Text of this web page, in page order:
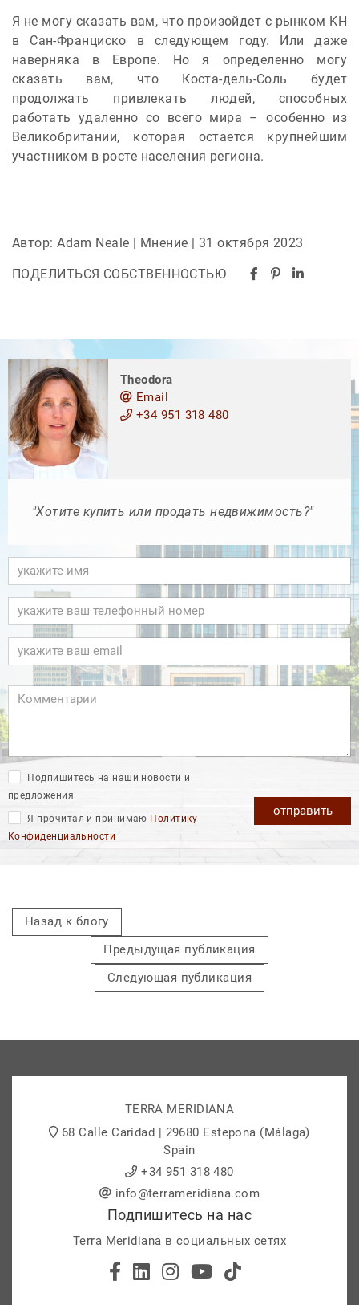
Я не могу сказать вам, что произойдет с рынком KH
в Сан-Франциско в следующем году. Или даже
наверняка в Европе. Но я определенно могу
сказать вам, что Коста-дель-Соль будет
продолжать привлекать людей, способных
работать удаленно со всего мира – особенно из
Великобритании, которая остается крупнейшим
участником в росте населения региона.
Автор: Adam Neale | Мнение | 31 октября 2023
ПОДЕЛИТЬСЯ СОБСТВЕННОСТЬЮ
Theodora
Email
+34 951 318 480
"Хотите купить или продать недвижимость?"
Подпишитесь на наши новости и
предложения
Я прочитал и принимаю Политику
Конфиденциальности
отправить
Назад к блогу
Предыдущая публикация
Следующая публикация
TERRA MERIDIANA
68 Calle Caridad | 29680 Estepona (Málaga)
Spain
+34 951 318 480
info@terrameridiana.com
Подпишитесь на нас
Terra Meridiana в социальных сетях